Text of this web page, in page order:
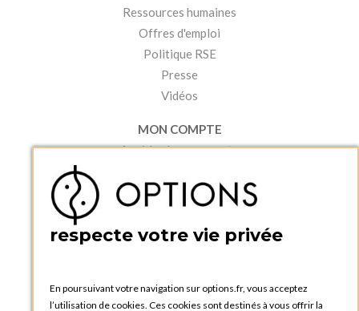
Ressources humaines
Offres d'emploi
Politique RSE
Presse
Vidéos
MON COMPTE
Accéder à mon compte
Créer un compte
PRATIQUE
Catalogues et bons de commande
Tutoriels
respecte votre vie privée
En poursuivant votre navigation sur options.fr, vous acceptez
l’utilisation de cookies. Ces cookies sont destinés à vous offrir la